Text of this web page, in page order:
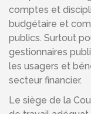
comptes et
budgétaire et
publics. Surtout
gestionnaires
les usagers et
secteur financier.
Le siège de la